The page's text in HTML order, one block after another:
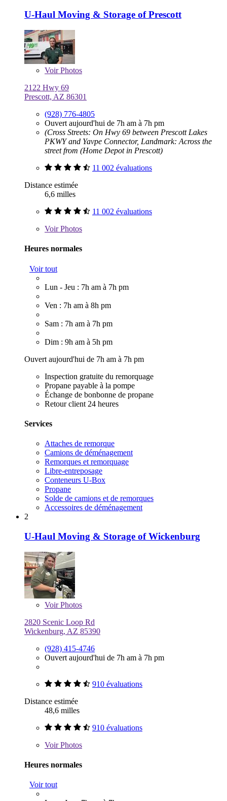
U-Haul Moving & Storage of Prescott
VoirPhotos
2122 Hwy 69
Prescott, AZ 86301
(928) 776-4805
Ouvert aujourd'hui de 7h am à 7h pm
(Cross Streets: On Hwy 69 between Prescott Lakes
PKWY and Yavpe Connector, Landmark: Across the
street from (Home Depot in Prescott)
11 002 évaluations
Distance estimée
6,6 milles
11 002 évaluations
VoirPhotos
Heures normales
Voir tout
Lun - Jeu : 7h am à 7h pm
Ven : 7h am à 8h pm
Sam : 7h am à 7h pm
Dim : 9h am à 5h pm
Ouvert aujourd'hui de 7h am à 7h pm
Inspection gratuite du remorquage
Propane payable à la pompe
Échange de bonbonne de propane
Retour client 24 heures
Services
Attaches de remorque
Camions de déménagement
Remorques et remorquage
Libre-entreposage
Conteneurs U-Box
Propane
Solde de camions et de remorques
Accessoires de déménagement
2
U-Haul Moving & Storage of Wickenburg
VoirPhotos
2820 Scenic Loop Rd
Wickenburg, AZ 85390
(928) 415-4746
Ouvert aujourd'hui de 7h am à 7h pm
910 évaluations
Distance estimée
48,6 milles
910 évaluations
VoirPhotos
Heures normales
Voir tout